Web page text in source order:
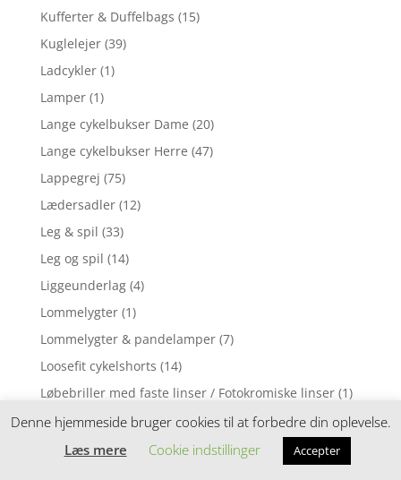
Kufferter & Duffelbags (15)
Kuglelejer (39)
Ladcykler (1)
Lamper (1)
Lange cykelbukser Dame (20)
Lange cykelbukser Herre (47)
Lappegrej (75)
Lædersadler (12)
Leg & spil (33)
Leg og spil (14)
Liggeunderlag (4)
Lommelygter (1)
Lommelygter & pandelamper (7)
Loosefit cykelshorts (14)
Løbebriller med faste linser / Fotokromiske linser (1)
Løbebriller med styrke (2)
Løbecykel (31)
Denne hjemmeside bruger cookies til at forbedre din oplevelse.
Læs mere
Cookie indstillinger Accepter